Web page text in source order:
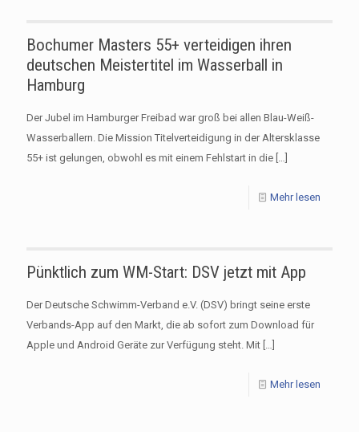
Bochumer Masters 55+ verteidigen ihren
deutschen Meistertitel im Wasserball in
Hamburg
Der Jubel im Hamburger Freibad war groß bei allen Blau-Weiß-
Wasserballern. Die Mission Titelverteidigung in der Altersklasse
55+ ist gelungen, obwohl es mit einem Fehlstart in die […]
Mehr lesen
Pünktlich zum WM-Start: DSV jetzt mit App
Der Deutsche Schwimm-Verband e.V. (DSV) bringt seine erste
Verbands-App auf den Markt, die ab sofort zum Download für
Apple und Android Geräte zur Verfügung steht. Mit […]
Mehr lesen